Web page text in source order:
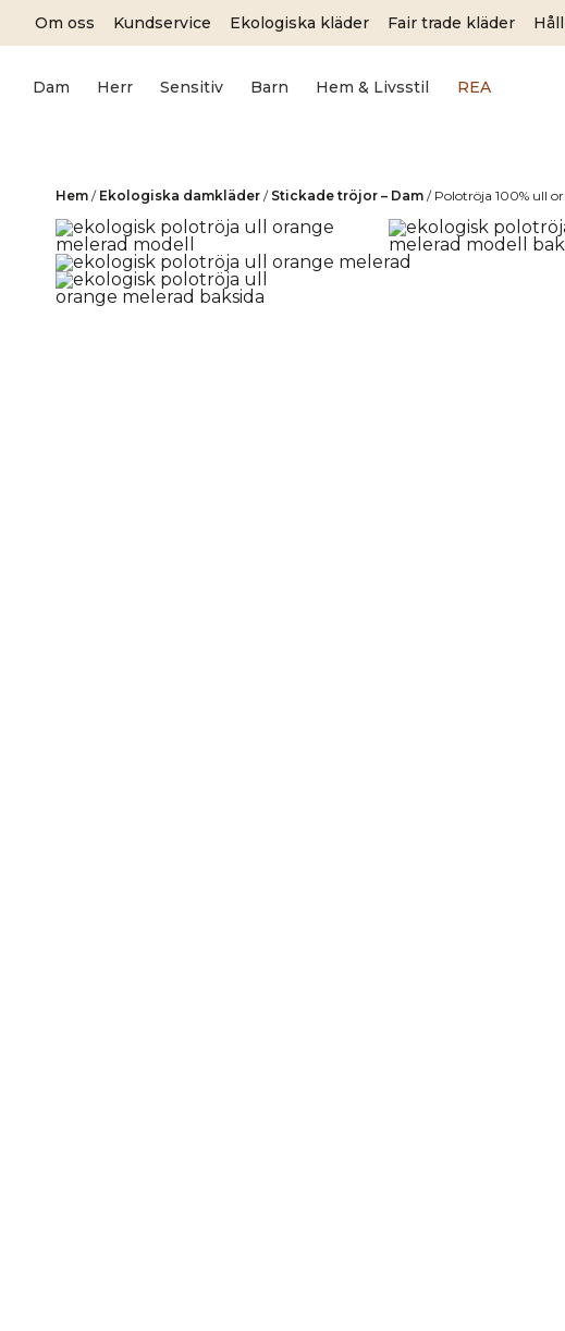
Om oss Kundservice Ekologiska kläder Fair trade kläder
Dam Herr Sensitiv Barn Hem & Livsstil REA
Hem / Ekologiska damkläder / Stickade tröjor – Dam / Polotröja 100% ull